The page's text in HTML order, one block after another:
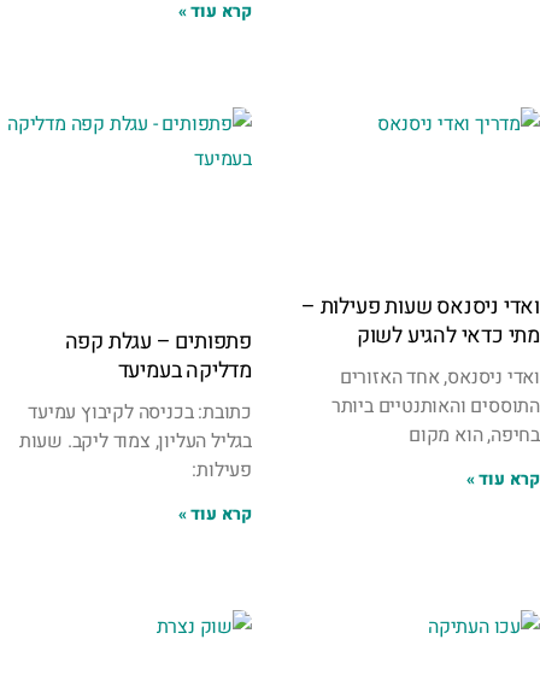
קרא עוד »
ואדי ניסנאס שעות פעילות –
מתי כדאי להגיע לשוק
ואדי ניסנאס, אחד האזורים
התוססים והאותנטיים ביותר
בחיפה, הוא מקום
קרא עוד »
פתפותים – עגלת קפה
מדליקה בעמיעד
כתובת: בכניסה לקיבוץ עמיעד
בגליל העליון, צמוד ליקב. שעות
פעילות:
קרא עוד »